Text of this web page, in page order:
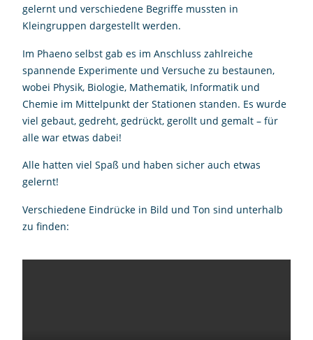
gelernt und verschiedene Begriffe mussten in
Kleingruppen dargestellt werden.
Im Phaeno selbst gab es im Anschluss zahlreiche
spannende Experimente und Versuche zu bestaunen,
wobei Physik, Biologie, Mathematik, Informatik und
Chemie im Mittelpunkt der Stationen standen. Es wurde
viel gebaut, gedreht, gedrückt, gerollt und gemalt – für
alle war etwas dabei!
Alle hatten viel Spaß und haben sicher auch etwas
gelernt!
Verschiedene Eindrücke in Bild und Ton sind unterhalb
zu finden: